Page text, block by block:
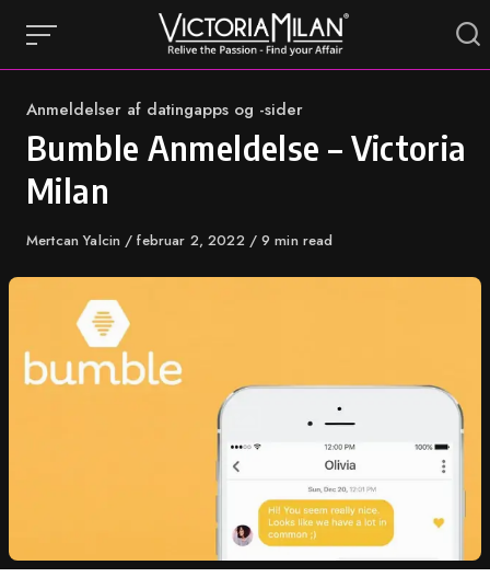
content
Category
Anmeldelser af datingapps og -sider
Bumble Anmeldelse – Victoria
Milan
Author
Mertcan Yalcin
Published
februar 2, 2022 9 min read